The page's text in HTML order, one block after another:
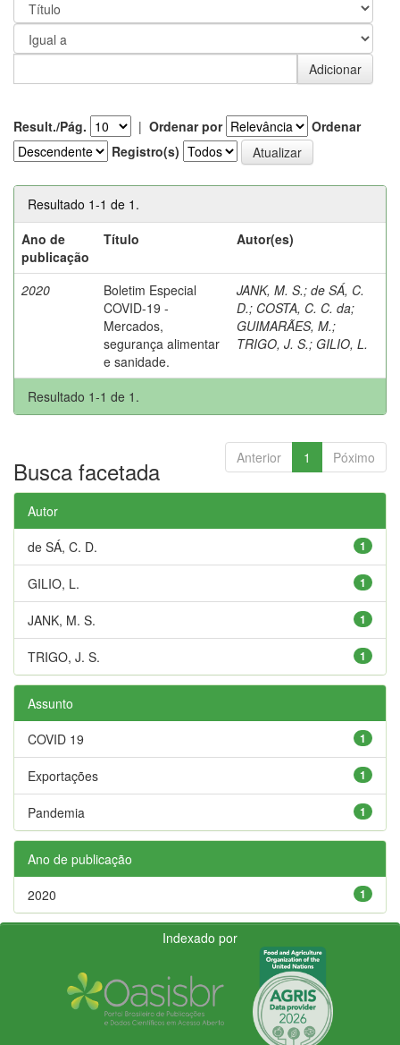
Result./Pág. | Ordenar por
Ordenar
Registro(s)
Resultado 1-1 de 1.
Ano de
publicação
Título Autor(es)
2020
Boletim Especial
COVID-19 -
Mercados,
segurança alimentar
e sanidade.
JANK, M. S.; de SÁ, C.
D.; COSTA, C. C. da;
GUIMARÃES, M.;
TRIGO, J. S.; GILIO, L.
Resultado 1-1 de 1.
Anterior 1 Póximo
Busca facetada
Autor
1
de SÁ, C. D.
1
GILIO, L.
1
JANK, M. S.
1
TRIGO, J. S.
Assunto
1
COVID 19
1
Exportações
1
Pandemia
Ano de publicação
1
2020
Indexado por